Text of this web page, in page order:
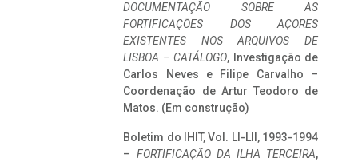
DOCUMENTAÇÃO SOBRE AS
FORTIFICAÇÕES DOS AÇORES
EXISTENTES NOS ARQUIVOS DE
LISBOA – CATÁLOGO, Investigação de
Carlos Neves e Filipe Carvalho –
Coordenação de Artur Teodoro de
Matos. (Em construção)
Boletim do IHIT, Vol. LI-LII, 1993-1994
– FORTIFICAÇÃO DA ILHA TERCEIRA,